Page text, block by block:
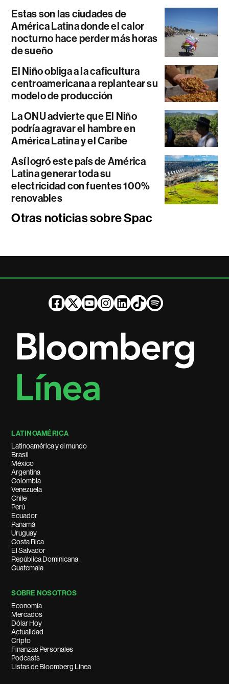
Estas son las ciudades de
América Latina donde el calor
nocturno hace perder más horas
de sueño
El Niño obliga a la caficultura
centroamericana a replantear su
modelo de producción
La ONU advierte que El Niño
podría agravar el hambre en
América Latina y el Caribe
Así logró este país de América
Latina generar toda su
electricidad con fuentes 100%
renovables
Otras noticias sobre Spac
LATINOAMÉRICA
Latinoamérica y el mundo
Brasil
México
Argentina
Colombia
Venezuela
Chile
Perú
Ecuador
Panamá
Uruguay
Costa Rica
El Salvador
República Dominicana
Guatemala
SOBRE NOSOTROS
Economía
Mercados
Dólar Hoy
Actualidad
Cripto
Finanzas Personales
Podcasts
Listas de Bloomberg Línea